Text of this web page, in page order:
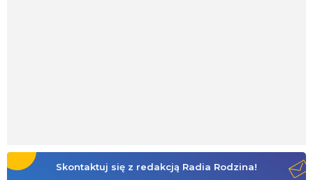
Skontaktuj się z redakcją Radia Rodzina!